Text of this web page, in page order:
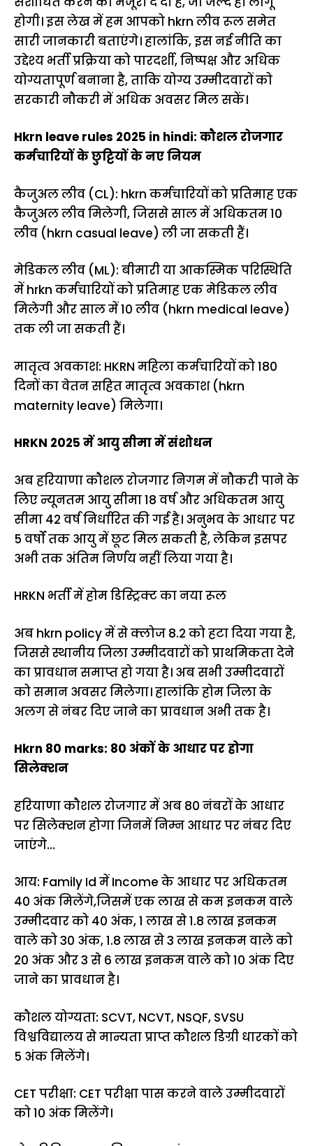
होगी। इस लेख में हम आपको hkrn लीव रूल समेत
सारी जानकारी बताएंगे। हालांकि, इस नई नीति का
उद्देश्य भर्ती प्रक्रिया को पारदर्शी, निष्पक्ष और अधिक
योग्यतापूर्ण बनाना है, ताकि योग्य उम्मीदवारों को
सरकारी नौकरी में अधिक अवसर मिल सकें।
Hkrn leave rules 2025 in hindi: कौशल रोजगार
कर्मचारियों के छुट्टियों के नए नियम
कैजुअल लीव (CL): hkrn कर्मचारियों को प्रतिमाह एक
कैजुअल लीव मिलेगी, जिससे साल में अधिकतम 10
लीव (hkrn casual leave) ली जा सकती हैं।
मेडिकल लीव (ML): बीमारी या आकस्मिक परिस्थिति
में hrkn कर्मचारियों को प्रतिमाह एक मेडिकल लीव
मिलेगी और साल में 10 लीव (hkrn medical leave)
तक ली जा सकती हैं।
मातृत्व अवकाश: HKRN महिला कर्मचारियों को 180
दिनों का वेतन सहित मातृत्व अवकाश (hkrn
maternity leave) मिलेगा।
HRKN 2025 में आयु सीमा में संशोधन
अब हरियाणा कौशल रोजगार निगम में नौकरी पाने के
लिए न्यूनतम आयु सीमा 18 वर्ष और अधिकतम आयु
सीमा 42 वर्ष निर्धारित की गई है। अनुभव के आधार पर
5 वर्षों तक आयु में छूट मिल सकती है, लेकिन इसपर
अभी तक अंतिम निर्णय नहीं लिया गया है।
HRKN भर्ती में होम डिस्ट्रिक्ट का नया रूल
अब hkrn policy में से क्लोज 8.2 को हटा दिया गया है,
जिससे स्थानीय जिला उम्मीदवारों को प्राथमिकता देने
का प्रावधान समाप्त हो गया है। अब सभी उम्मीदवारों
को समान अवसर मिलेगा। हालांकि होम जिला के
अलग से नंबर दिए जाने का प्रावधान अभी तक है।
Hkrn 80 marks: 80 अंकों के आधार पर होगा
सिलेक्शन
हरियाणा कौशल रोजगार में अब 80 नंबरों के आधार
पर सिलेक्शन होगा जिनमें निम्न आधार पर नंबर दिए
जाएंगे…
आय: Family Id में Income के आधार पर अधिकतम
40 अंक मिलेंगे,जिसमें एक लाख से कम इनकम वाले
उम्मीदवार को 40 अंक, 1 लाख से 1.8 लाख इनकम
वाले को 30 अंक, 1.8 लाख से 3 लाख इनकम वाले को
20 अंक और 3 से 6 लाख इनकम वाले को 10 अंक दिए
जाने का प्रावधान है।
कौशल योग्यता: SCVT, NCVT, NSQF, SVSU
विश्वविद्यालय से मान्यता प्राप्त कौशल डिग्री धारकों को
5 अंक मिलेंगे।
CET परीक्षा: CET परीक्षा पास करने वाले उम्मीदवारों
को 10 अंक मिलेंगे।